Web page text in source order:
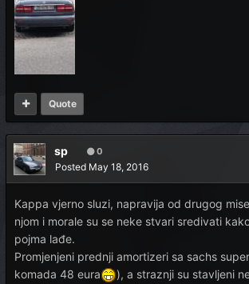
Quote
sp 0
Posted May 18, 2016
Kappa vjerno sluzi, napravija od drugog
njom i morale su se neke stvari sredivati
pojma lađe.
Promjenjeni prednji amortizeri sa sachs
komada 48 eura
), a straznji su stavljeni